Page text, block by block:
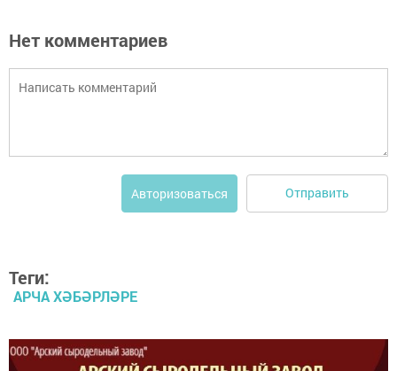
Нет комментариев
Авторизоваться Отправить
Теги:
АРЧА ХӘБӘРЛӘРЕ